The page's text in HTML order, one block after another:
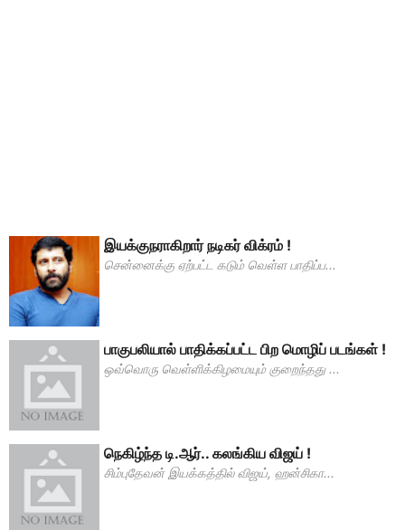
இயக்குநராகிறார் நடிகர் விக்ரம் !
சென்னைக்கு ஏற்பட்ட கடும் வெள்ள பாதிப்ப...
பாகுபலியால் பாதிக்கப்பட்ட பிற மொழிப் படங்கள் !
ஒவ்வொரு வெள்ளிக்கிழமையும் குறைந்தது ...
நெகிழ்ந்த டி.ஆர்.. கலங்கிய விஜய் !
சிம்புதேவன் இயக்கத்தில் விஜய், ஹன்சிகா...